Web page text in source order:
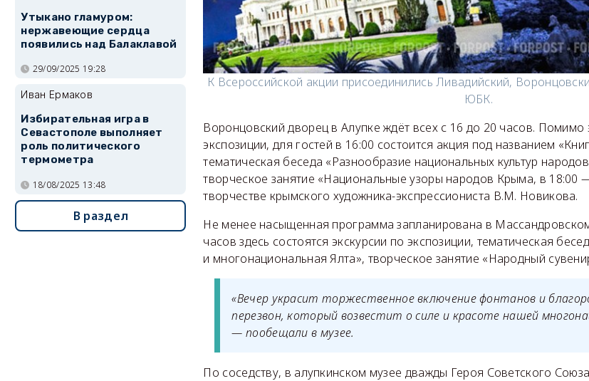
К Всероссийской акции присоединились Ливадийский,
ЮБК.
Воронцовский дворец в Алупке ждёт всех с 16 до 20 часов. Помимо
экспозиции, для гостей в 16:00 состоится акция под названием
тематическая беседа «Разнообразие национальных культур
творческое занятие «Национальные узоры народов Крыма, в 18:00
творчестве крымского художника-экспрессиониста В.М. Новикова.
Не менее насыщенная программа запланирована в
часов здесь состоятся экскурсии по экспозиции, тематическая
и многонациональная Ялта», творческое занятие «Народный
«Вечер украсит торжественное включение фонтанов и
перезвон, который возвестит о силе и красоте нашей
— пообещали в музее.
По соседству, в алупкинском музее дважды Героя Советского
Утыкано гламуром:
нержавеющие сердца
появились над Балаклавой
29/09/2025 19:28
Иван Ермаков
Избирательная игра в
Севастополе выполняет
роль политического
термометра
18/08/2025 13:48
В раздел